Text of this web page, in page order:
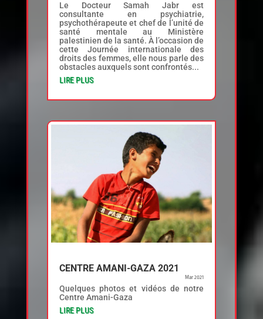
Le Docteur Samah Jabr est
consultante en psychiatrie,
psychothérapeute et chef de l’unité de
santé mentale au Ministère
palestinien de la santé. À l’occasion de
cette Journée internationale des
droits des femmes, elle nous parle des
obstacles auxquels sont confrontés...
LIRE PLUS
CENTRE AMANI-GAZA 2021
Mar 2021
Quelques photos et vidéos de notre
Centre Amani-Gaza
LIRE PLUS